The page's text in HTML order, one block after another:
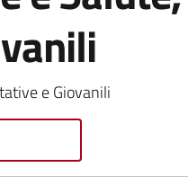
e Giovanili